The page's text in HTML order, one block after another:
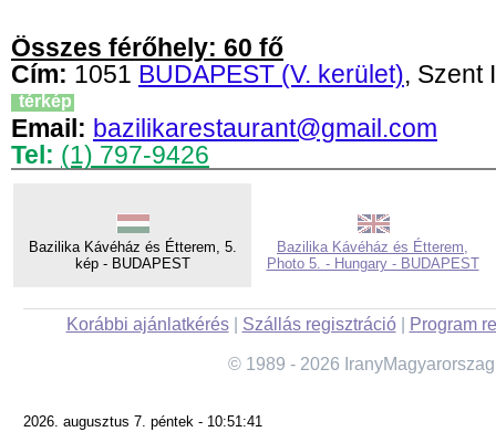
Összes férőhely: 60 fő
Cím: 1051 BUDAPEST (V. kerület), Szent
térkép
Email: bazilikarestaurant@gmail.com
Tel: (1) 797-9426
Bazilika Kávéház és Étterem, 5.
kép - BUDAPEST
Bazilika Kávéház és Étterem,
Photo 5. - Hungary - BUDAPEST
Korábbi ajánlatkérés| Szállás regisztráció| Program
© 1989 - 2026
2026. augusztus 7. péntek - 10:51:41